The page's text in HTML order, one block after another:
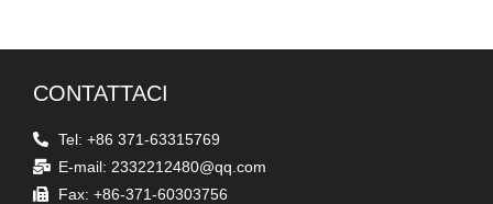
CONTATTACI
Tel: +86 371-63315769
E-mail: 2332212480@qq.com
Fax: +86-371-60303756